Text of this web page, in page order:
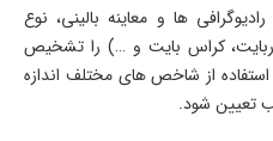
ها و معاینه بالینی، نوع
کراس بایت و …) را تشخیص
از شاخص های مختلف اندازه
تعیین شود.